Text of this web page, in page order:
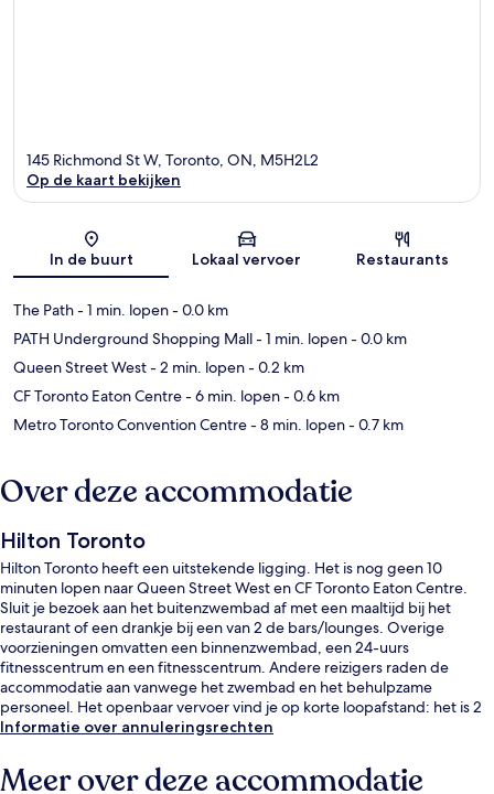
Kaart
145 Richmond St W, Toronto, ON, M5H2L2
Op de kaart bekijken
In de buurt Lokaal vervoer Restaurants
The Path- 1 min. lopen- 0.0 km
PATH Underground Shopping Mall- 1 min. lopen- 0.0 km
Queen Street West- 2 min. lopen- 0.2 km
CF Toronto Eaton Centre- 6 min. lopen- 0.6 km
Metro Toronto Convention Centre- 8 min. lopen- 0.7 km
Over deze accommodatie
Hilton Toronto
Hilton Toronto heeft een uitstekende ligging. Het is nog geen 10
minuten lopen naar Queen Street West en CF Toronto Eaton Centre.
Sluit je bezoek aan het buitenzwembad af met een maaltijd bij het
restaurant of een drankje bij een van 2 de bars/lounges. Overige
voorzieningen omvatten een binnenzwembad, een 24-uurs
fitnesscentrum en een fitnesscentrum. Andere reizigers raden de
accommodatie aan vanwege het zwembad en het behulpzame
personeel. Het openbaar vervoer vind je op korte loopafstand: het is 2
minuten lopen naar Tramhalte Queen St West at University Ave en 3
Informatie over annuleringsrechten
Meer over deze accommodatie